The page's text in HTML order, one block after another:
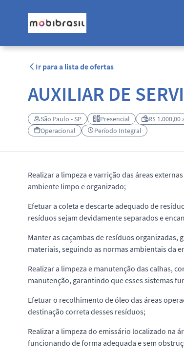
Ir para a lista de ofertas
AUXILIAR DE
São Paulo - SP Presencial R$ 1.000,00
Operacional
Período Integral
Realizar a limpeza e varrição das áreas
ambiente limpo e organizado;
Efetuar a coleta e descarte adequado de
resíduos sejam devidamente separados e
Manter as caçambas de resíduos organizadas,
materiais, seguindo as normas ambientais da
Realizar a limpeza e manutenção das calhas,
manutenção, garantindo que esses sistemas
Efetuar o recolhimento de óleo das áreas
destinação correta desses resíduos;
Realizar a limpeza do emissário localizado na
funcionando de forma adequada e sem